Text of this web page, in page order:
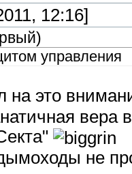
12:16]
)
управления
на это
вера
не